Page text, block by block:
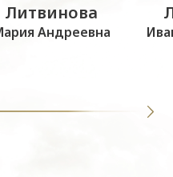
Литвинова
Андреевна